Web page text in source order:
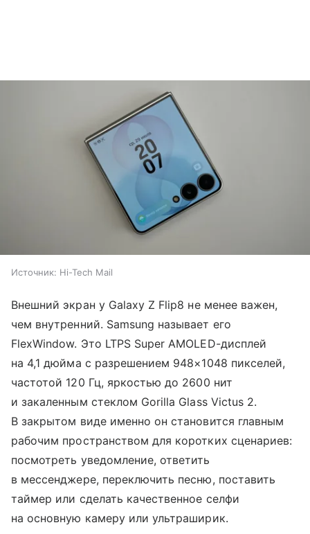
Источник: Hi-Tech Mail
Внешний экран у Galaxy Z Flip8 не менее важен,
чем внутренний. Samsung называет его
FlexWindow. Это LTPS Super AMOLED-дисплей
на 4,1 дюйма с разрешением 948×1048 пикселей,
частотой 120 Гц, яркостью до 2600 нит
и закаленным стеклом Gorilla Glass Victus 2.
В закрытом виде именно он становится главным
рабочим пространством для коротких сценариев:
посмотреть уведомление, ответить
в мессенджере, переключить песню, поставить
таймер или сделать качественное селфи
на основную камеру или ультраширик.